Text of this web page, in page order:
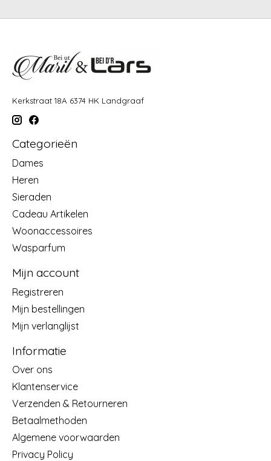
Kerkstraat 18A 6374 HK Landgraaf
Categorieën
Dames
Heren
Sieraden
Cadeau Artikelen
Woonaccessoires
Wasparfum
Mijn account
Registreren
Mijn bestellingen
Mijn verlanglijst
Informatie
Over ons
Klantenservice
Verzenden & Retourneren
Betaalmethoden
Algemene voorwaarden
Privacy Policy